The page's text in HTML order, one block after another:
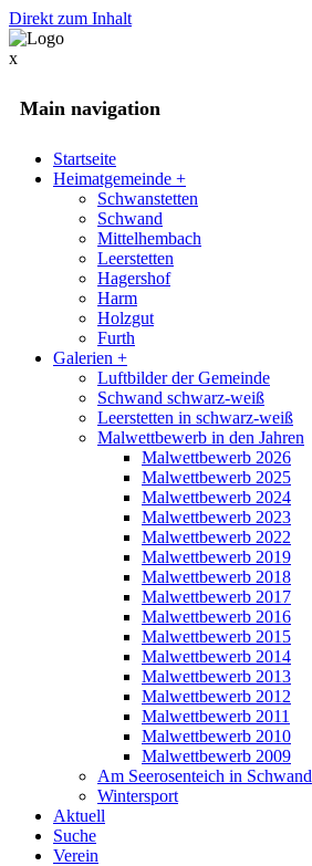
Direkt zum Inhalt
x
Main navigation
Startseite
Heimatgemeinde +
Schwanstetten
Schwand
Mittelhembach
Leerstetten
Hagershof
Harm
Holzgut
Furth
Galerien +
Luftbilder der Gemeinde
Schwand schwarz-weiß
Leerstetten in schwarz-weiß
Malwettbewerb in den Jahren
Malwettbewerb 2026
Malwettbewerb 2025
Malwettbewerb 2024
Malwettbewerb 2023
Malwettbewerb 2022
Malwettbewerb 2019
Malwettbewerb 2018
Malwettbewerb 2017
Malwettbewerb 2016
Malwettbewerb 2015
Malwettbewerb 2014
Malwettbewerb 2013
Malwettbewerb 2012
Malwettbewerb 2011
Malwettbewerb 2010
Malwettbewerb 2009
Am Seerosenteich in Schwand
Wintersport
Aktuell
Suche
Verein